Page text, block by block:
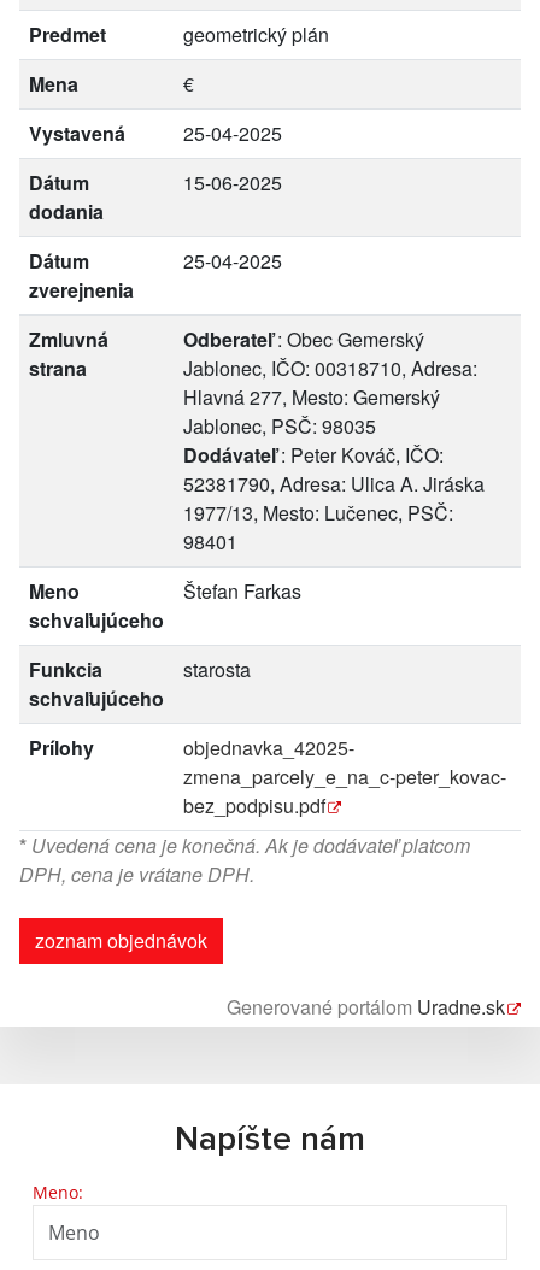
Predmet
geometrický plán
Mena
€
Vystavená
25-04-2025
Dátum
dodania
15-06-2025
Dátum
zverejnenia
25-04-2025
Zmluvná
strana
Odberateľ: Obec Gemerský
Jablonec, IČO: 00318710, Adresa:
Hlavná 277, Mesto: Gemerský
Jablonec, PSČ: 98035
Dodávateľ: Peter Kováč, IČO:
52381790, Adresa: Ulica A. Jiráska
1977/13, Mesto: Lučenec, PSČ:
98401
Meno
schvaľujúceho
Štefan Farkas
Funkcia
schvaľujúceho
starosta
Prílohy
objednavka_42025-
zmena_parcely_e_na_c-peter_kovac-
bez_podpisu.pdf
* Uvedená cena je konečná. Ak je dodávateľ platcom
DPH, cena je vrátane DPH.
zoznam objednávok
Generované portálom Uradne.sk
Napíšte nám
Meno: